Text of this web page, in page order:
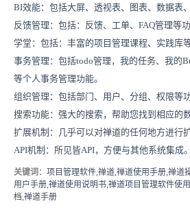
BI效能： 包括大屏、透视表、图表、数据表
反馈管理：包括：反馈、工单、FAQ管理等功
学堂：包括：丰富的项目管理课程、实践库等
事务管理：包括todo管理，我的任务、我的
等个人事务管理功能。
组织管理：包括部门、用户、分组、权限等功
搜索功能：强大的搜索，帮助您找到相应的数
扩展机制：几乎可以对禅道的任何地方进行扩
API机制：所见皆API，方便与其他系统集成。
关键词 ：项目管理软件,禅道,禅道使用手册,禅道
用户手册,禅道使用说明书,禅道项目管理软件使
档,禅道手册